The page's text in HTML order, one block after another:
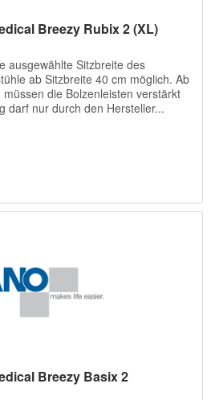
Breezy Rubix 2 (XL)
ausgewählte Sitzbreite des
ab Sitzbreite 40 cm möglich. Ab
die Bolzenleisten verstärkt
darf nur durch den Hersteller...
Breezy Basix 2